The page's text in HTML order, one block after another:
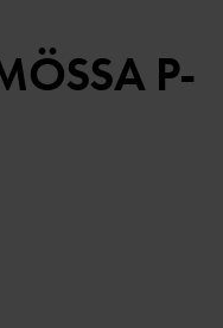
P-